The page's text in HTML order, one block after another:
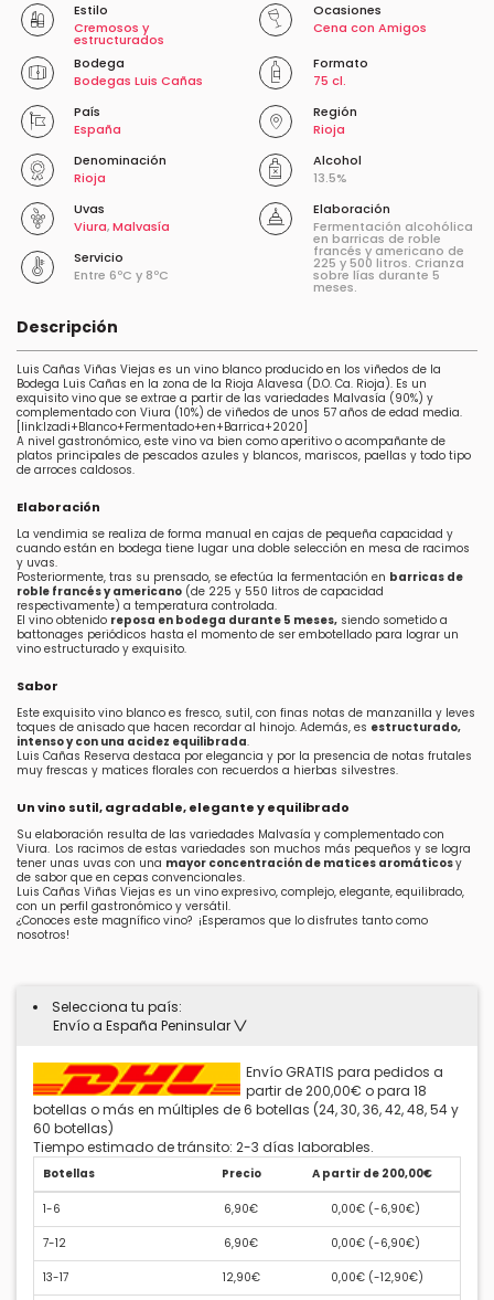
Estilo
Cremosos y
estructurados
Ocasiones
Cena con Amigos
Bodega
Bodegas Luis Cañas
Formato
75 cl.
País
España
Región
Rioja
Denominación
Rioja
Alcohol
13.5%
Uvas
Viura,Malvasía
Servicio
Entre 6ºC y 8ºC
Elaboración
Fermentación alcohólica
en barricas de roble
francés y americano de
225 y 500 litros. Crianza
sobre lías durante 5
meses.
Descripción
Luis Cañas Viñas Viejas es un vino blanco producido en los viñedos de la
Bodega Luis Cañas en la zona de la Rioja Alavesa (D.O. Ca. Rioja). Es un
exquisito vino que se extrae a partir de las variedades Malvasía (90%) y
complementado con Viura (10%) de viñedos de unos 57 años de edad media.
[link:Izadi+Blanco+Fermentado+en+Barrica+2020]
A nivel gastronómico, este vino va bien como aperitivo o acompañante de
platos principales de pescados azules y blancos, mariscos, paellas y todo tipo
de arroces caldosos.
Elaboración
La vendimia se realiza de forma manual en cajas de pequeña capacidad y
cuando están en bodega tiene lugar una doble selección en mesa de racimos
y uvas.
Posteriormente, tras su prensado, se efectúa la fermentación en barricas de
roble francés y americano (de 225 y 550 litros de capacidad
respectivamente) a temperatura controlada.
El vino obtenido reposa en bodega durante 5 meses, siendo sometido a
battonages periódicos hasta el momento de ser embotellado para lograr un
vino estructurado y exquisito.
Sabor
Este exquisito vino blanco es fresco, sutil, con finas notas de manzanilla y leves
toques de anisado que hacen recordar al hinojo. Además, es estructurado,
intenso y con una acidez equilibrada.
Luis Cañas Reserva destaca por elegancia y por la presencia de notas frutales
muy frescas y matices florales con recuerdos a hierbas silvestres.
Un vino sutil, agradable, elegante y equilibrado
Su elaboración resulta de las variedades Malvasía y complementado con
Viura. Los racimos de estas variedades son muchos más pequeños y se logra
tener unas uvas con una mayor concentración de matices aromáticosy
de sabor que en cepas convencionales.
Luis Cañas Viñas Viejas es un vino expresivo, complejo, elegante, equilibrado,
con un perfil gastronómico y versátil.
¿Conoces este magnífico vino? ¡Esperamos que lo disfrutes tanto como
nosotros!
Selecciona tu país:
Envío a España Peninsular
Envío GRATIS para pedidos a
partir de 200,00€ o para 18
botellas o más en múltiples de 6 botellas (24, 30, 36, 42, 48, 54 y
60 botellas)
Tiempo estimado de tránsito: 2-3 días laborables.
Botellas Precio A partir de 200,00€
1-6 6,90€ 0,00€ (-6,90€)
7-12 6,90€ 0,00€ (-6,90€)
13-17 12,90€ 0,00€ (-12,90€)